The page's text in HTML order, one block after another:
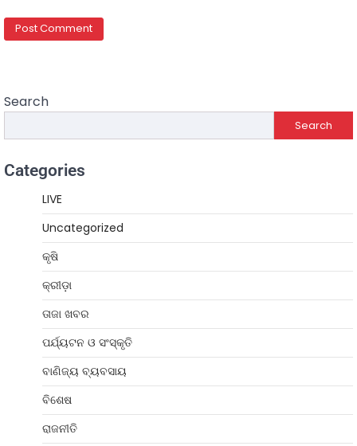
Search
Search
Categories
LIVE
Uncategorized
କୃଷି
କ୍ରୀଡ଼ା
ତାଜା ଖବର
ପର୍ଯ୍ୟଟନ ଓ ସଂସ୍କୃତି
ବାଣିଜ୍ୟ ବ୍ୟବସାୟ
ବିଶେଷ
ରାଜନୀତି